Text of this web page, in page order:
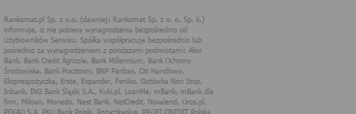
użytkownika, np. ulubione strony internetowe. Pliki cookies nie
identyfikują użytkownika poprzez takie dane jak imię czy nazwisko
i nie są zbierane w ramach technologii cookies, nie mają wpływu
na sprzęt i oprogramowanie użytkownika. Więcej informacji o
plikach "cookies" można znaleźć na stronie
ies.org/
2. W jakim celu wykorzystywane są pliki